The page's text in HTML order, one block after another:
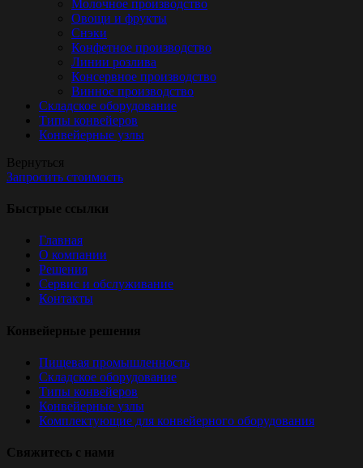
Молочное производство
Овощи и фрукты
Снэки
Конфетное производство
Линии розлива
Консервное производство
Винное производство
Складское оборудование
Типы конвейеров
Конвейерные узлы
Вернуться
Запросить стоимость
Быстрые ссылки
Главная
О компании
Решения
Сервис и обслуживание
Контакты
Конвейерные решения
Пищевая промышленность
Складское оборудование
Типы конвейеров
Конвейерные узлы
Комплектующие для конвейерного оборудования
Свяжитесь с нами